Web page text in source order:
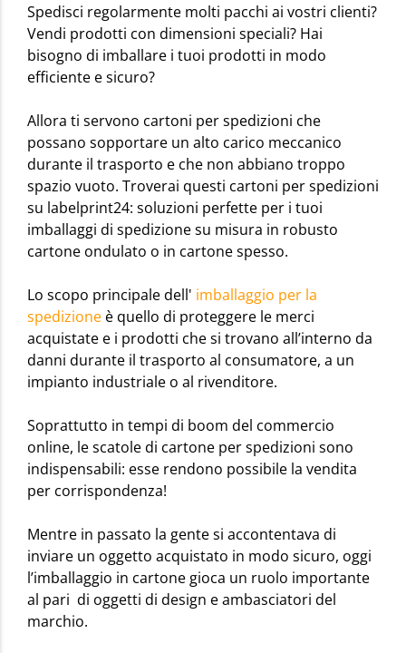
Spedisci regolarmente molti pacchi ai vostri clienti?
Vendi prodotti con dimensioni speciali? Hai
bisogno di imballare i tuoi prodotti in modo
efficiente e sicuro?
Allora ti servono cartoni per spedizioni che
possano sopportare un alto carico meccanico
durante il trasporto e che non abbiano troppo
spazio vuoto. Troverai questi cartoni per spedizioni
su labelprint24: soluzioni perfette per i tuoi
imballaggi di spedizione su misura in robusto
cartone ondulato o in cartone spesso.
Lo scopo principale dell' imballaggio per la
spedizione è quello di proteggere le merci
acquistate e i prodotti che si trovano all’interno da
danni durante il trasporto al consumatore, a un
impianto industriale o al rivenditore.
Soprattutto in tempi di boom del commercio
online, le scatole di cartone per spedizioni sono
indispensabili: esse rendono possibile la vendita
per corrispondenza!
Mentre in passato la gente si accontentava di
inviare un oggetto acquistato in modo sicuro, oggi
l’imballaggio in cartone gioca un ruolo importante
al pari di oggetti di design e ambasciatori del
marchio.